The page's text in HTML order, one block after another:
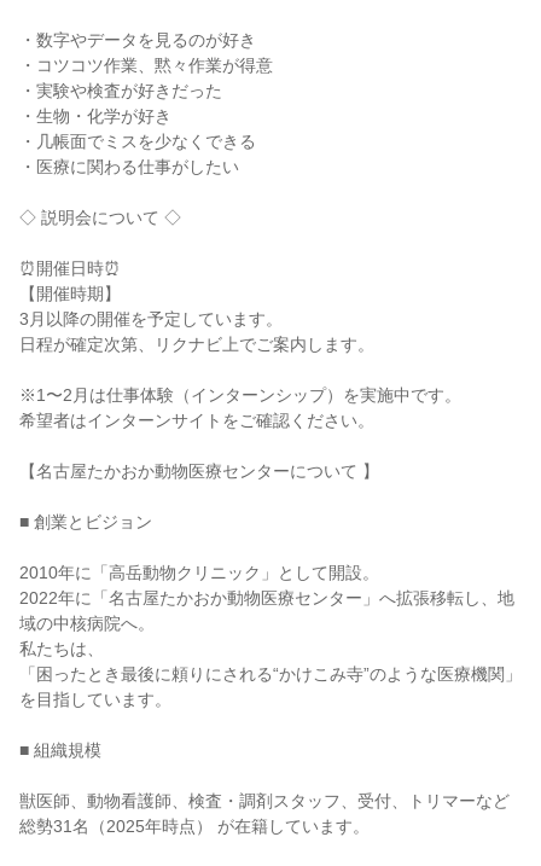
・数字やデータを見るのが好き
・コツコツ作業、黙々作業が得意
・実験や検査が好きだった
・生物・化学が好き
・几帳面でミスを少なくできる
・医療に関わる仕事がしたい
◇ 説明会について ◇
⏰開催日時⏰
【開催時期】
3月以降の開催を予定しています。
日程が確定次第、リクナビ上でご案内します。
※1〜2月は仕事体験（インターンシップ）を実施中です。
希望者はインターンサイトをご確認ください。
【名古屋たかおか動物医療センターについて 】
■ 創業とビジョン
2010年に「高岳動物クリニック」として開設。
2022年に「名古屋たかおか動物医療センター」へ拡張移転し、地
域の中核病院へ。
私たちは、
「困ったとき最後に頼りにされる“かけこみ寺”のような医療機関」
を目指しています。
■ 組織規模
獣医師、動物看護師、検査・調剤スタッフ、受付、トリマーなど
総勢31名（2025年時点） が在籍しています。